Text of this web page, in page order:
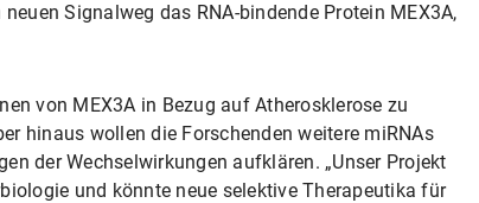
Signalweg das RNA-bindende Protein MEX3A,
von MEX3A in Bezug auf Atherosklerose zu
hinaus wollen die Forschenden weitere miRNAs
der Wechselwirkungen aufklären. „Unser Projekt
und könnte neue selektive Therapeutika für